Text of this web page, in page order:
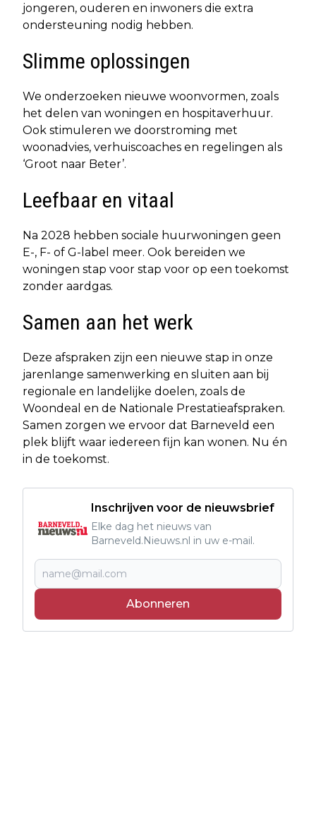
jongeren, ouderen en inwoners die extra
ondersteuning nodig hebben.
Slimme oplossingen
We onderzoeken nieuwe woonvormen, zoals
het delen van woningen en hospitaverhuur.
Ook stimuleren we doorstroming met
woonadvies, verhuiscoaches en regelingen als
‘Groot naar Beter’.
Leefbaar en vitaal
Na 2028 hebben sociale huurwoningen geen
E-, F- of G-label meer. Ook bereiden we
woningen stap voor stap voor op een toekomst
zonder aardgas.
Samen aan het werk
Deze afspraken zijn een nieuwe stap in onze
jarenlange samenwerking en sluiten aan bij
regionale en landelijke doelen, zoals de
Woondeal en de Nationale Prestatieafspraken.
Samen zorgen we ervoor dat Barneveld een
plek blijft waar iedereen fijn kan wonen. Nu én
in de toekomst.
Inschrijven voor de nieuwsbrief
Elke dag het nieuws van
Barneveld.Nieuws.nl in uw e-mail.
Abonneren